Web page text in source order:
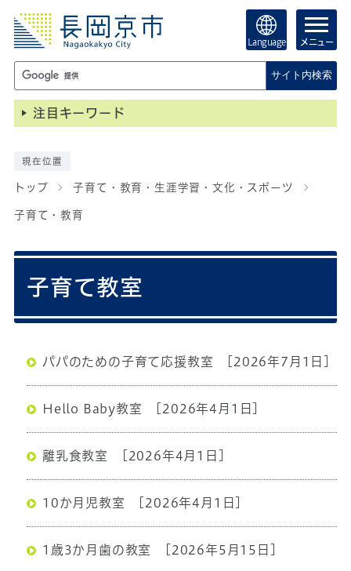
Language メニュー
サイト内検索
注目キーワード
現在位置
トップ 子育て・教育・生涯学習・文化・スポーツ
子育て・教育
子育て教室
パパのための子育て応援教室 [2026年7月1日]
Hello Baby教室 [2026年4月1日]
離乳食教室 [2026年4月1日]
10か月児教室 [2026年4月1日]
1歳3か月歯の教室 [2026年5月15日]